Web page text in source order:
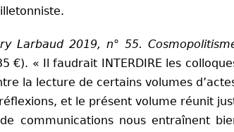
Larbaud 2019, n° 55.
€). « Il faudrait INTERDIRE les
la lecture de certains volumes
et le présent volume réunit
communications nous entraînent